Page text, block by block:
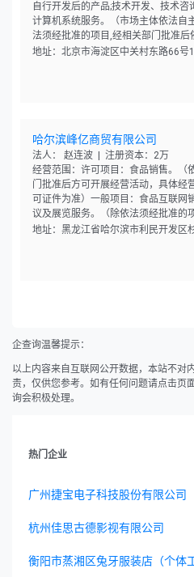
自行开发后的产品;技术开发、技术
计算机系统服务。（市场主体依法自
法须经批准的项目,经相关部门批准
从事国家和本市产业政策禁止和限制
地址：北京市海淀区中关村东路66号
哈尔滨峰亿商贸有限公司
法人： 赵连波 | 注册资本：2万
经营范围：许可项目：食品销售。（
门批准后方可开展经营活动，具体经
可证件为准）一般项目：食品互联网
议及展览服务。（除依法须经批准的
展经营活动）
地址：黑龙江省哈尔滨市利民开发区
企查询温馨提示：
以上内容来自互联网公开数据，本站不对
责，仅供您参考。如有任何问题请点击页
询会积极处理。
热门企业
广州捷宝电子科技股份有限公司
杭州佳思古德影视有限公司
衡阳市蒸湘区兔牙服装店（个体